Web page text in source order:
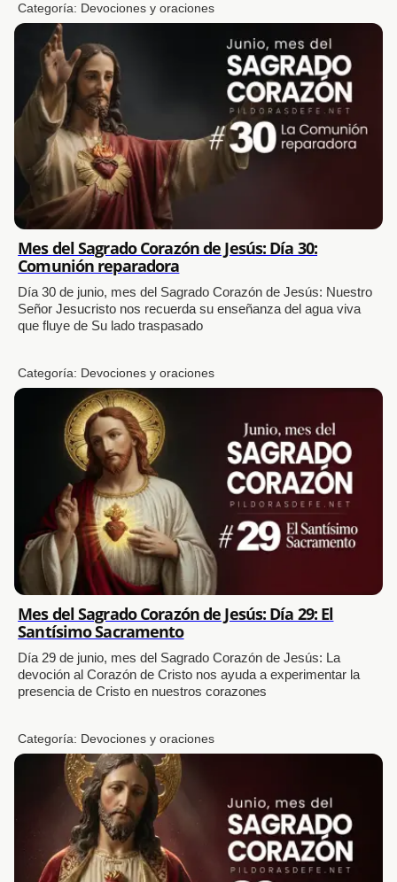
Categoría: Devociones y oraciones
Mes del Sagrado Corazón de Jesús: Día 30:
Comunión reparadora
Día 30 de junio, mes del Sagrado Corazón de Jesús: Nuestro
Señor Jesucristo nos recuerda su enseñanza del agua viva
que fluye de Su lado traspasado
Categoría: Devociones y oraciones
Mes del Sagrado Corazón de Jesús: Día 29: El
Santísimo Sacramento
Día 29 de junio, mes del Sagrado Corazón de Jesús: La
devoción al Corazón de Cristo nos ayuda a experimentar la
presencia de Cristo en nuestros corazones
Categoría: Devociones y oraciones